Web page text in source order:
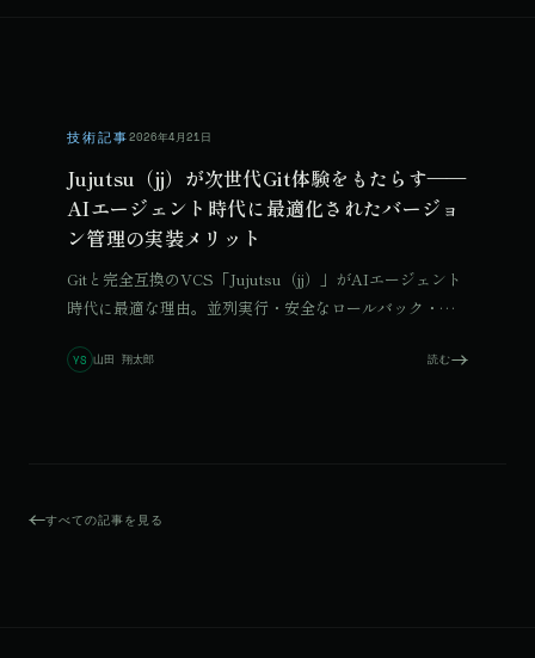
© 2026 Qurated. ReIT × Design L.
技術記事2026年4月21日
Jujutsu（jj）が次世代Git体験をもたらす——
AIエージェント時代に最適化されたバージョ
ン管理の実装メリット
Gitと完全互換のVCS「Jujutsu（jj）」がAIエージェント
時代に最適な理由。並列実行・安全なロールバック・ブ
順を整理します。
YS 山田 翔太郎 読む
すべての記事を見る